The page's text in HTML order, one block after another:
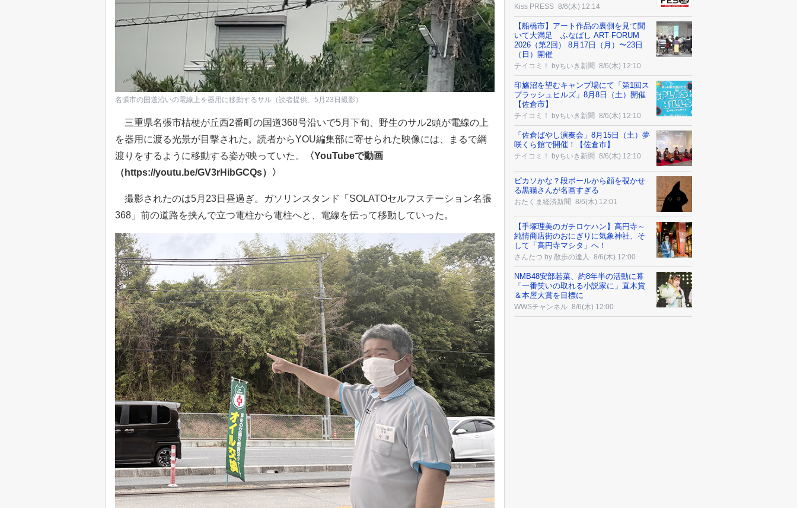
名張市の国道沿いの電線上を器用に移動するサル（読者提供、5月23日撮影）
三重県名張市桔梗が丘西2番町の国道368号沿いで5月下旬、野生のサル2頭が電線の上
を器用に渡る光景が目撃された。読者からYOU編集部に寄せられた映像には、まるで綱
渡りをするように移動する姿が映っていた。
〈YouTubeで動画
（https://youtu.be/GV3rHibGCQs）〉
撮影されたのは5月23日昼過ぎ。ガソリンスタンド「SOLATOセルフステーション名張
368」前の道路を挟んで立つ電柱から電柱へと、電線を伝って移動していった。
Kiss PRESS 8/6(木) 12:14
【船橋市】アート作品の裏側を見て聞
いて大満足 ふなばし ART FORUM
2026（第2回） 8月17日（月）〜23日
（日）開催
チイコミ！ byちいき新聞 8/6(木) 12:10
印旛沼を望むキャンプ場にて「第1回ス
プラッシュヒルズ」8月8日（土）開催
【佐倉市】
チイコミ！ byちいき新聞 8/6(木) 12:10
「佐倉ばやし演奏会」8月15日（土）夢
咲くら館で開催！【佐倉市】
チイコミ！ byちいき新聞 8/6(木) 12:10
ピカソかな？段ボールから顔を覗かせ
る黒猫さんが名画すぎる
おたくま経済新聞 8/6(木) 12:01
【手塚理美のガチロケハン】高円寺～
純情商店街のおにぎりに気象神社、そ
して「高円寺マシタ」へ！
さんたつ by 散歩の達人 8/6(木) 12:00
NMB48安部若菜、約8年半の活動に幕
「一番笑いの取れる小説家に」直木賞
＆本屋大賞を目標に
WWSチャンネル 8/6(木) 12:00